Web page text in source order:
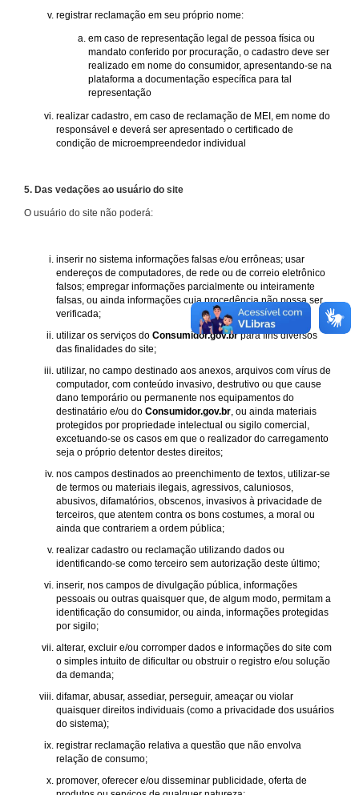
registrar reclamação em seu próprio nome:
em caso de representação legal de pessoa física ou
mandato conferido por procuração, o cadastro deve ser
realizado em nome do consumidor, apresentando-se na
plataforma a documentação específica para tal
representação
realizar cadastro, em caso de reclamação de MEI, em nome do
responsável e deverá ser apresentado o certificado de
condição de microempreendedor individual
5. Das vedações ao usuário do site
O usuário do site não poderá:
inserir no sistema informações falsas e/ou errôneas; usar
endereços de computadores, de rede ou de correio eletrônico
falsos; empregar informações parcialmente ou inteiramente
falsas, ou ainda informações cuja procedência não possa ser
verificada;
utilizar os serviços do Consumidor.gov.brpara fins diversos
das finalidades do site;
utilizar, no campo destinado aos anexos, arquivos com vírus de
computador, com conteúdo invasivo, destrutivo ou que cause
dano temporário ou permanente nos equipamentos do
destinatário e/ou do Consumidor.gov.br , ou ainda materiais
protegidos por propriedade intelectual ou sigilo comercial,
excetuando-se os casos em que o realizador do carregamento
seja o próprio detentor destes direitos;
nos campos destinados ao preenchimento de textos, utilizar-se
de termos ou materiais ilegais, agressivos, caluniosos,
abusivos, difamatórios, obscenos, invasivos à privacidade de
terceiros, que atentem contra os bons costumes, a moral ou
ainda que contrariem a ordem pública;
realizar cadastro ou reclamação utilizando dados ou
identificando-se como terceiro sem autorização deste último;
inserir, nos campos de divulgação pública, informações
pessoais ou outras quaisquer que, de algum modo, permitam a
identificação do consumidor, ou ainda, informações protegidas
por sigilo;
alterar, excluir e/ou corromper dados e informações do site com
o simples intuito de dificultar ou obstruir o registro e/ou solução
da demanda;
difamar, abusar, assediar, perseguir, ameaçar ou violar
quaisquer direitos individuais (como a privacidade dos usuários
do sistema);
registrar reclamação relativa a questão que não envolva
relação de consumo;
promover, oferecer e/ou disseminar publicidade, oferta de